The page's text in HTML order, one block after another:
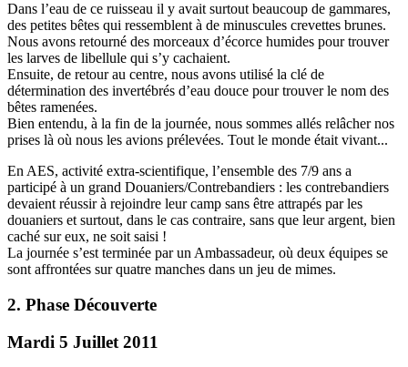
Dans l’eau de ce ruisseau il y avait surtout beaucoup de gammares,
des petites bêtes qui ressemblent à de minuscules crevettes brunes.
Nous avons retourné des morceaux d’écorce humides pour trouver
les larves de libellule qui s’y cachaient.
Ensuite, de retour au centre, nous avons utilisé la clé de
détermination des invertébrés d’eau douce pour trouver le nom des
bêtes ramenées.
Bien entendu, à la fin de la journée, nous sommes allés relâcher nos
prises là où nous les avions prélevées. Tout le monde était vivant...
En AES, activité extra-scientifique, l’ensemble des 7/9 ans a
participé à un grand Douaniers/Contrebandiers : les contrebandiers
devaient réussir à rejoindre leur camp sans être attrapés par les
douaniers et surtout, dans le cas contraire, sans que leur argent, bien
caché sur eux, ne soit saisi !
La journée s’est terminée par un Ambassadeur, où deux équipes se
sont affrontées sur quatre manches dans un jeu de mimes.
2. Phase Découverte
Mardi 5 Juillet 2011